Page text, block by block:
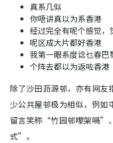
真系几似
你唔讲真以为系香港
经过完全有呢个感觉，
呢区成大片都好香港
我第一眼系度谂乜春巴
个阵去都以为返咗香港
除了沙田沥源邨，亦有网友
少公共屋邨极为相似，例如
留言笑称“竹园邨嚟架喎”
式”。